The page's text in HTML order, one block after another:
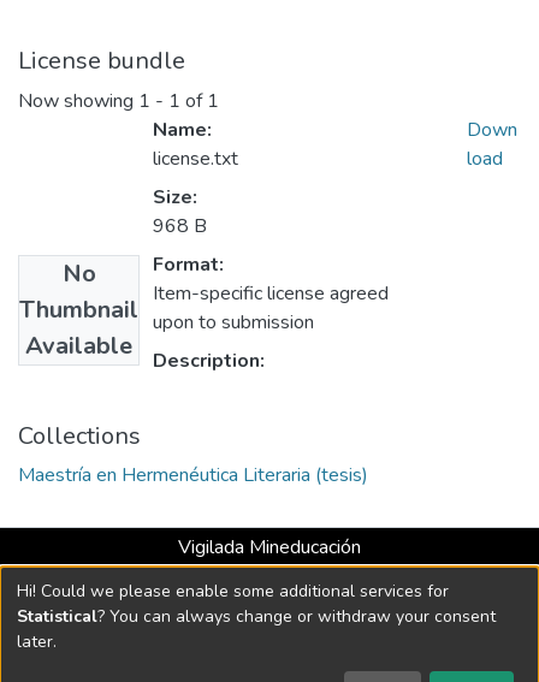
License bundle
Now showing 1 - 1 of 1
No
Thumbnail
Available
Name:
license.txt
Size:
968 B
Format:
Item-specific license agreed
upon to submission
Description:
Down
load
Collections
Maestría en Hermenéutica Literaria (tesis)
Vigilada Mineducación
Universidad con Acreditación Institucional hasta 2026 -
Resolución MEN 2158 de 2018
Hi! Could we please enable some additional services for
Statistical? You can always change or withdraw your consent
later.